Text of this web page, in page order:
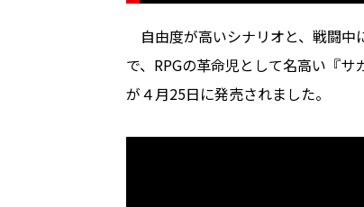
自由度が高いシナリオと、戦闘中
で、RPGの革命児として名高い『サ
が４月25日に発売されました。